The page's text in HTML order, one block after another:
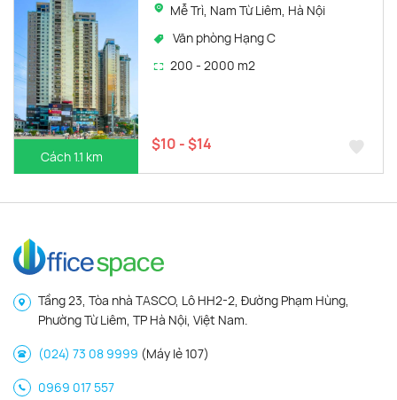
Cách 1.1 km
Mễ Trì, Nam Từ Liêm, Hà Nội
Văn phòng Hạng C
200 - 2000 m2
$10 - $14
Tầng 23, Tòa nhà TASCO, Lô HH2-2, Đường Phạm Hùng,
Phường Từ Liêm, TP Hà Nội, Việt Nam.
(024) 73 08 9999 (Máy lẻ 107)
0969 017 557